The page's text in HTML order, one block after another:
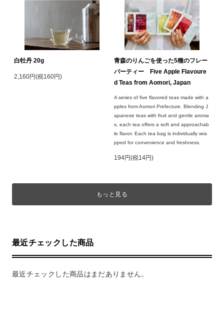
白牡丹 20g
2,160円(税160円)
青森のりんごを使った5種のフレー
バーティー Five Apple Flavoure
d Teas from Aomori, Japan
A series of five flavored teas made with a
pples from Aomori Prefecture. Blending J
apanese teas with fruit and gentle aroma
s, each tea offers a soft and approachab
le flavor. Each tea bag is individually wra
pped for convenience and freshness.
194円(税14円)
もっと見る
最近チェックした商品
最近チェックした商品はまだありません。